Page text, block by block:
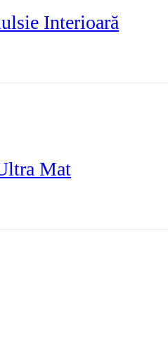
Interioară
Mat